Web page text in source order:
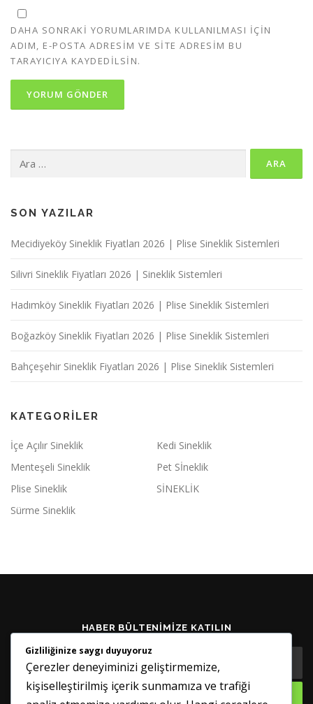
DAHA SONRAKI YORUMLARIMDA KULLANILMASI IÇIN
ADIM, E-POSTA ADRESIM VE SITE ADRESIM BU
TARAYICIYA KAYDEDILSIN.
SON YAZILAR
Mecidiyeköy Sineklik Fiyatları 2026 | Plise Sineklik Sistemleri
Silivri Sineklik Fiyatları 2026 | Sineklik Sistemleri
Hadımköy Sineklik Fiyatları 2026 | Plise Sineklik Sistemleri
Boğazköy Sineklik Fiyatları 2026 | Plise Sineklik Sistemleri
Bahçeşehir Sineklik Fiyatları 2026 | Plise Sineklik Sistemleri
KATEGORILER
İçe Açılır Sineklik
Kedi Sineklik
Menteşeli Sineklik
Pet Sİneklik
Plise Sineklik
SİNEKLİK
Sürme Sineklik
HABER BÜLTENIMIZE KATILIN
Gizliliğinize saygı duyuyoruz
Çerezler deneyiminizi geliştirmemize,
kişiselleştirilmiş içerik sunmamıza ve trafiği